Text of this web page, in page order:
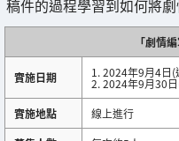
稿件的過程學習到如何將
「劇情
實施日期 1. 2024年9月4日
2. 2024年9月30
實施地點
線上進行